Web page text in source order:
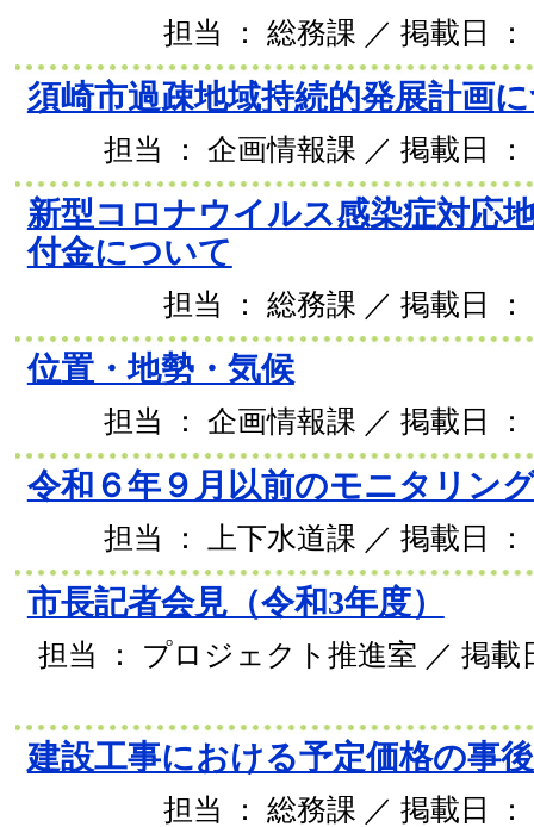
担当 ： 総務課 ／ 掲載日
須崎市過疎地域持続的発展計画
担当 ： 企画情報課 ／ 掲載日 ：
新型コロナウイルス感染症対応
付金について
担当 ： 総務課 ／ 掲載日
位置・地勢・気候
担当 ： 企画情報課 ／ 掲載日 ：
令和６年９月以前のモニタリン
担当 ： 上下水道課 ／ 掲載日 ：
市長記者会見（令和3年度）
担当 ： プロジェクト推進室 ／ 掲載
建設工事における予定価格の事
担当 ： 総務課 ／ 掲載日